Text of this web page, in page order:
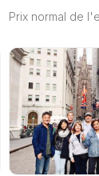
Prix normal de